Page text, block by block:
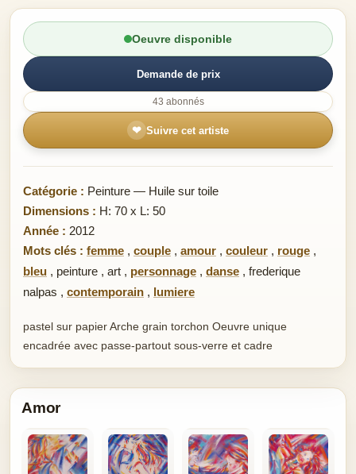
Oeuvre disponible
Demande de prix
43 abonnés
❤ Suivre cet artiste
Catégorie : Peinture — Huile sur toile
Dimensions : H: 70 x L: 50
Année : 2012
Mots clés : femme , couple , amour , couleur , rouge ,
bleu , peinture , art , personnage , danse , frederique
nalpas , contemporain , lumiere
pastel sur papier Arche grain torchon Oeuvre unique
encadrée avec passe-partout sous-verre et cadre
Amor